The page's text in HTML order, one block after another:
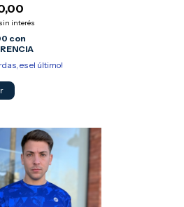
sin interés
con
es el último!